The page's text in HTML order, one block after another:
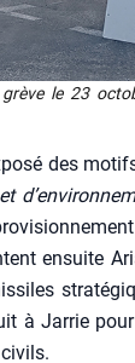
le 23
des
ensuite
à Jar­rie